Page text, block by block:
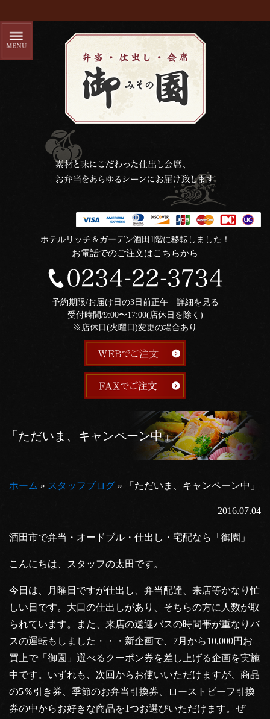
ホテルリッチ＆ガーデン酒田1階に移転しました！
お電話でのご注文はこちらから
予約期限/お届け日の3日前正午 詳細を見る
受付時間/9:00〜17:00(店休日を除く)
※店休日(火曜日)変更の場合あり
「ただいま、キャンペーン中」
ホーム » スタッフブログ » 「ただいま、キャンペーン中」
2016.07.04
酒田市で弁当・オードブル・仕出し・宅配なら「御園」
こんにちは、スタッフの太田です。
今日は、月曜日ですが仕出し、弁当配達、来店等かなり忙
しい日です。大口の仕出しがあり、そちらの方に人数が取
られています。また、来店の送迎バスの時間帯が重なりバ
スの運転もしました・・・新企画で、7月から10,000円お
買上で「御園」選べるクーポン券を差し上げる企画を実施
中です。いずれも、次回からお使いいただけますが、商品
の5％引き券、季節のお弁当引換券、ローストビーフ引換
券の中からお好きな商品を1つお選びいただけます。ぜ